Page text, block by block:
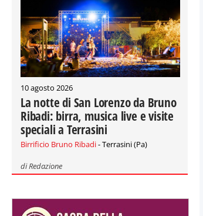
10 agosto 2026
La notte di San Lorenzo da Bruno
Ribadi: birra, musica live e visite
speciali a Terrasini
Birrificio Bruno Ribadi- Terrasini (Pa)
diRedazione